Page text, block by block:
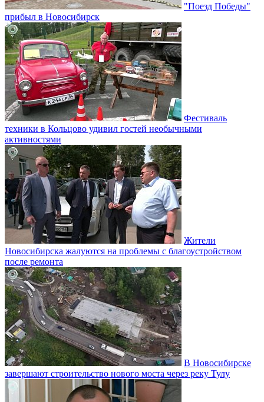
"Поезд Победы"
прибыл в Новосибирск
Фестиваль
техники в Кольцово удивил гостей необычными
активностями
Жители
Новосибирска жалуются на проблемы с благоустройством
после ремонта
В Новосибирске
завершают строительство нового моста через реку Тулу